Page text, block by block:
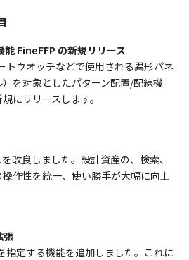
FineFFP の新規リリース
ウオッチなどで使用される異形パネ
を対象としたパターン配置/配線機
にリリースします。
良しました。設計資産の、検索、
作性を統一、使い勝手が大幅に向上
張
定する機能を追加しました。これに